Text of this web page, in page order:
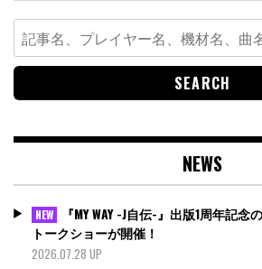
Search
for:
NEWS
NEW
『MY WAY -J自伝-』出版1周年記
トークショーが開催！
2026.07.28 UP